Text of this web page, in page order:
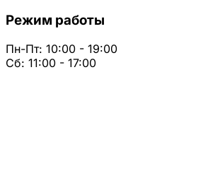
Режим работы
Пн-Пт: 10:00 - 19:00
Сб: 11:00 - 17:00